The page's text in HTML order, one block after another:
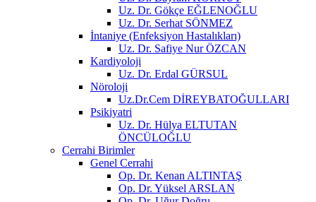
Uz. Dr. Gökçe EĞLENOĞLU
Uz. Dr. Serhat SÖNMEZ
İntaniye (Enfeksiyon Hastalıkları)
Uz. Dr. Safiye Nur ÖZCAN
Kardiyoloji
Uz. Dr. Erdal GÜRSUL
Nöroloji
Uz.Dr.Cem DİREYBATOĞULLARI
Psikiyatri
Uz. Dr. Hülya ELTUTAN
ÖNCÜLOĞLU
Cerrahi Birimler
Genel Cerrahi
Op. Dr. Kenan ALTINTAŞ
Op. Dr. Yüksel ARSLAN